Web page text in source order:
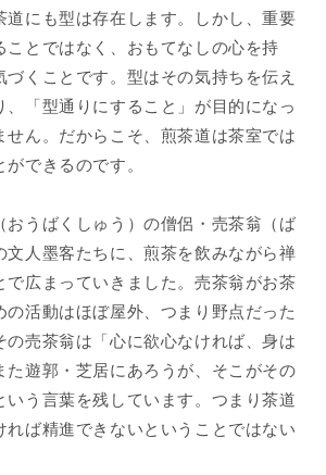
道にも型は存在します。しかし、重要
ことではなく、おもてなしの心を持
くことです。型はその気持ちを伝え
、「型通りにすること」が目的になっ
せん。だからこそ、煎茶道は茶室では
できるのです。
おうばくしゅう）の僧侶・売茶翁（ば
文人墨客たちに、煎茶を飲みながら禅
で広まっていきました。売茶翁がお茶
の活動はほぼ屋外、つまり野点だった
の売茶翁は「心に欲心なければ、身は
た遊郭・芝居にあろうが、そこがその
いう言葉を残しています。つまり茶道
れば精進できないということではない